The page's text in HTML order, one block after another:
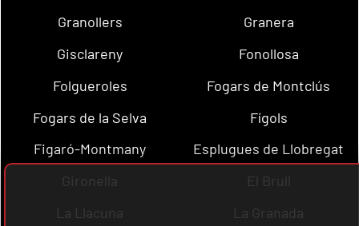
Granollers
Granera
Gisclareny
Fonollosa
Folgueroles
Fogars de Montclús
Fogars de la Selva
Fígols
Figaró-Montmany
Esplugues de Llobregat
Gironella
El Brull
La Llacuna
La Granada